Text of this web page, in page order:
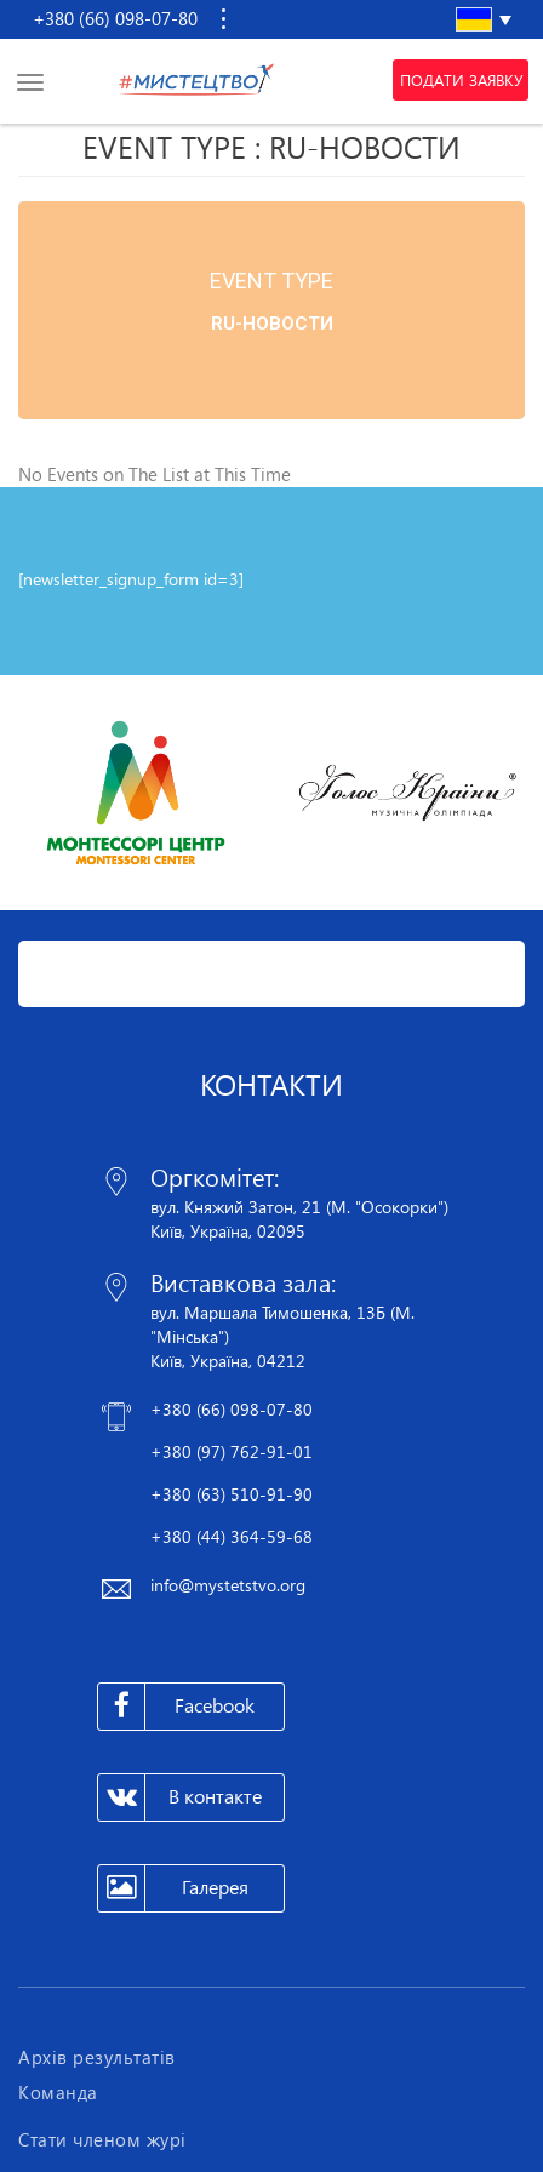
+380 (66) 098-07-80
ПОДАТИ ЗАЯВКУ
EVENT TYPE : RU-НОВОСТИ
EVENT TYPE
RU-НОВОСТИ
No Events on The List at This Time
[newsletter_signup_form id=3]
КОНТАКТИ
Оргкомітет:
вул. Княжий Затон, 21 (М. "Осокорки")
Київ, Україна, 02095
Виставкова зала:
вул. Маршала Тимошенка, 13Б (М.
"Мінська")
Київ, Україна, 04212
+380 (66) 098-07-80
+380 (97) 762-91-01
+380 (63) 510-91-90
+380 (44) 364-59-68
info@mystetstvo.org
Facebook
В контакте
Галерея
Архів результатів
Команда
Стати членом журі